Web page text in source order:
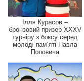
Ілля Курасов –
бронзовий призер XXXV
турніру з боксу серед
молоді пам’яті Павла
Поповича